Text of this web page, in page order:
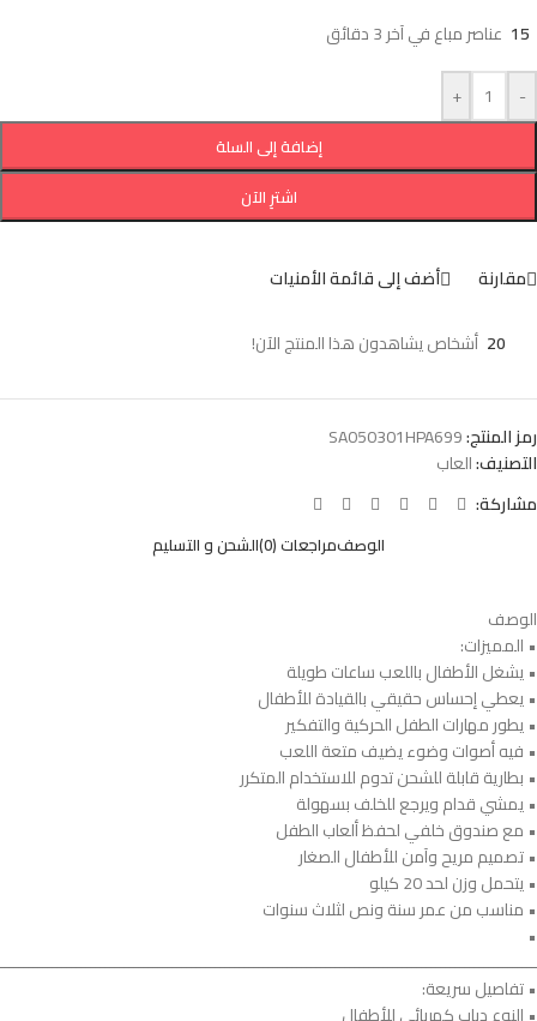
15 عناصر مباع في آخر 3 دقائق
-
+
إضافة إلى السلة
اشترِ الآن
مقارنة أضف إلى قائمة الأمنيات
20 أشخاص يشاهدون هذا المنتج الآن!
رمز المنتج:SA050301HPA699
التصنيف:العاب
مشاركة:
الوصفمراجعات (0) الشحن و التسليم
الوصف
• المميزات:
• يشغل الأطفال باللعب ساعات طويلة
• يعطي إحساس حقيقي بالقيادة للأطفال
• يطور مهارات الطفل الحركية والتفكير
• فيه أصوات وضوء يضيف متعة اللعب
• بطارية قابلة للشحن تدوم للاستخدام المتكرر
• يمشي قدام ويرجع للخلف بسهولة
• مع صندوق خلفي لحفظ ألعاب الطفل
• تصميم مريح وآمن للأطفال الصغار
• يتحمل وزن لحد 20 كيلو
• مناسب من عمر سنة ونص لثلاث سنوات
•
• تفاصيل سريعة:
• النوع دباب كهربائي للأطفال